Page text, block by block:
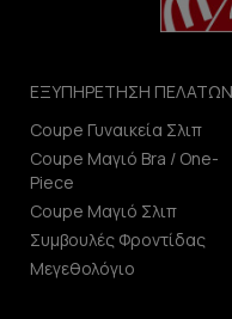
ΕΞΥΠΗΡΕΤΗΣΗ ΠΕΛΑΤΩΝ
Coupe Γυναικεία Σλιπ
Coupe Μαγιό Bra / One-
Piece
Coupe Μαγιό Σλιπ
Συμβουλές Φροντίδας
Μεγεθολόγιο